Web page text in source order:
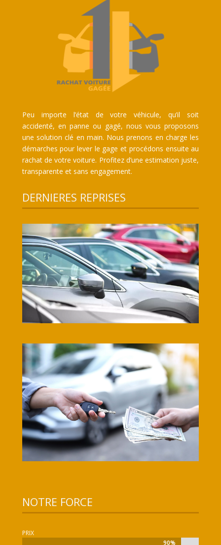
Peu importe l’état de votre véhicule, qu’il soit
accidenté, en panne ou gagé, nous vous proposons
une solution clé en main. Nous prenons en charge les
démarches pour lever le gage et procédons ensuite au
rachat de votre voiture. Profitez d’une estimation juste,
transparente et sans engagement.
DERNIERES REPRISES
NOTRE FORCE
PRIX
90%
90%